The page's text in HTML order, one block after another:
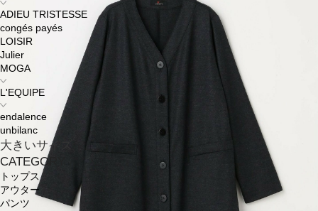
ADIEU TRISTESSE
congés payés
LOISIR
Julier
MOGA
L'EQUIPE
endalence
unbilanc
大きいサイズ
CATEGORY
トップス
アウター
パンツ